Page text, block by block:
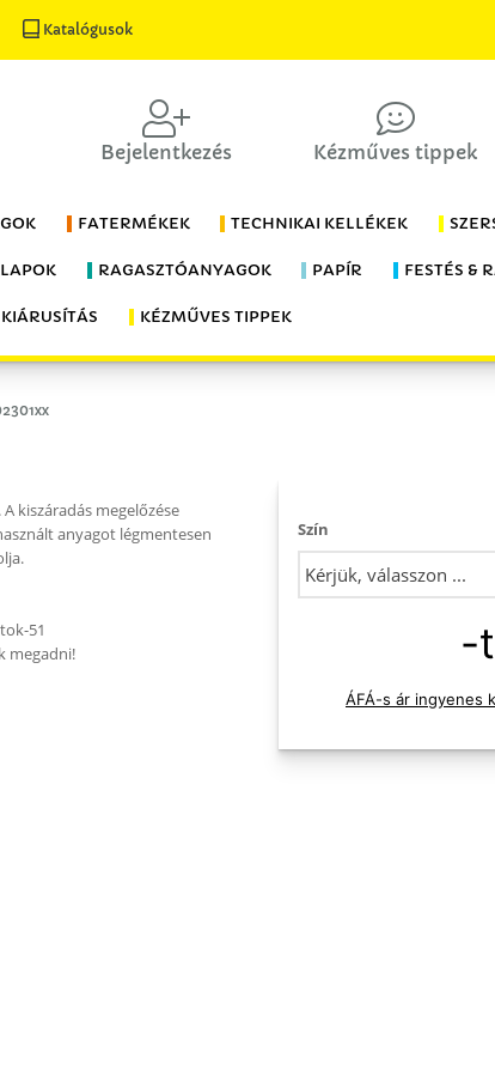
Katalógusok
Bejelentkezés Kézműves tippek
FATERMÉKEK TECHNIKAI KELLÉKEK
RAGASZTÓANYAGOK PAPÍR FESTÉS &
KIÁRUSÍTÁS KÉZMŰVES TIPPEK
kiszáradás megelőzése
anyagot légmentesen
51
megadni!
Szín
-
ÁFÁ-s ár ingyenes